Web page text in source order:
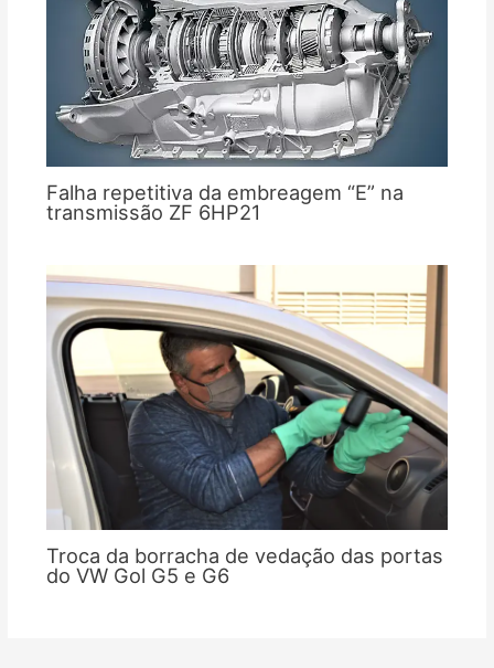
Falha repetitiva da embreagem “E” na
transmissão ZF 6HP21
Troca da borracha de vedação das portas
do VW Gol G5 e G6